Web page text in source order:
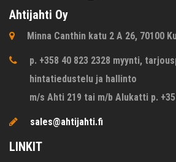
Ahtijahti Oy
Minna Canthin katu 2 A 26, 70100
p. +358 40 823 2328 myynti,
hintatiedustelu ja hallinto
m/s Ahti 219 tai m/b Alukatti p.
sales@ahtijahti.fi
LINKIT